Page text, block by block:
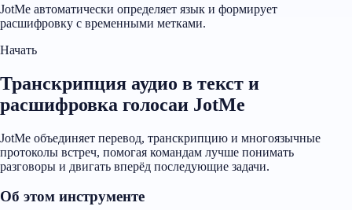
JotMe автоматически определяет язык и формирует
расшифровку с временными метками.
Начать
Транскрипция аудио в текст и
расшифровка голосаи JotMe
JotMe объединяет перевод, транскрипцию и многоязычные
протоколы встреч, помогая командам лучше понимать
разговоры и двигать вперёд последующие задачи.
Об этом инструменте